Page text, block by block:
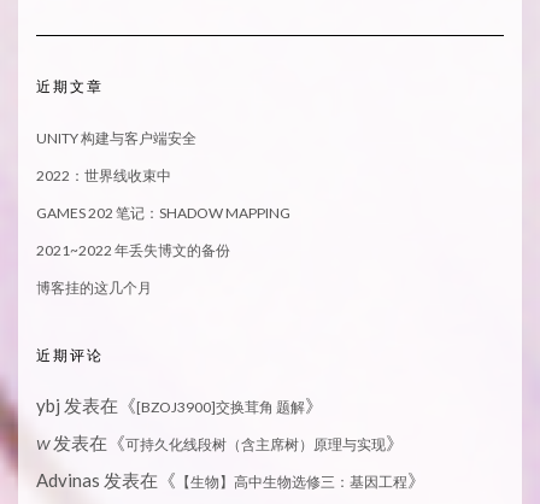
近期文章
UNITY 构建与客户端安全
2022：世界线收束中
GAMES 202 笔记：SHADOW MAPPING
2021~2022 年丢失博文的备份
博客挂的这几个月
近期评论
ybj 发表在《[BZOJ3900]交换茸角 题解》
W发表在《可持久化线段树（含主席树）原理与实现》
Advinas 发表在《 【生物】高中生物选修三：基因工程》